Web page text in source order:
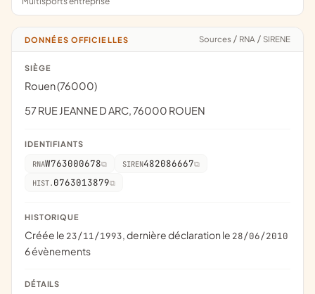
DONNÉES OFFICIELLES Sources / RNA / SIRENE
SIÈGE
Rouen (76000)
57 RUE JEANNE D ARC, 76000 ROUEN
IDENTIFIANTS
RNAW763000678 SIREN482086667
HIST. 0763013879
HISTORIQUE
Créée le 23/11/1993, dernière déclaration le 28/06/2010
6 évènements
DÉTAILS